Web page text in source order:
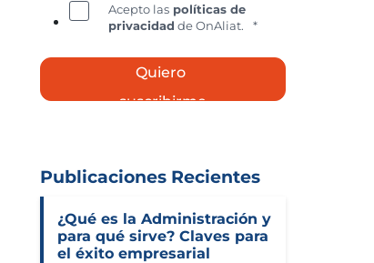
Acepto las políticas de
privacidad de OnAliat. *
Publicaciones Recientes
¿Qué es la Administración y
para qué sirve? Claves para
el éxito empresarial